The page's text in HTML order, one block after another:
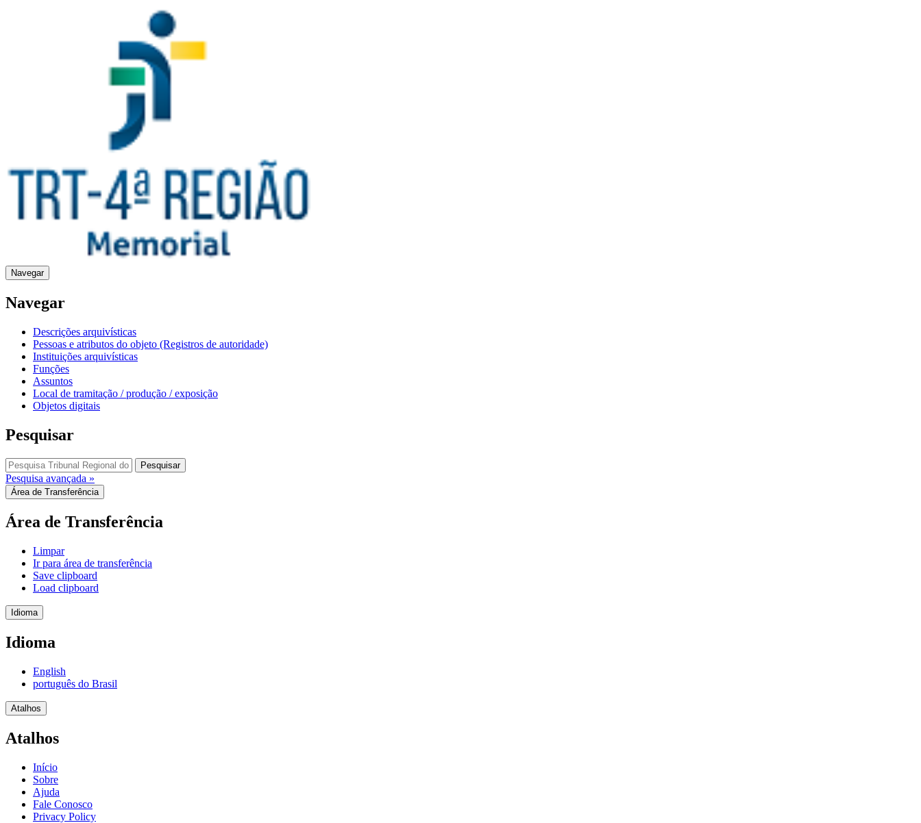
Navegar
Navegar
Descrições arquivísticas
Pessoas e atributos do objeto (Registros de autoridade)
Instituições arquivísticas
Funções
Assuntos
Local de tramitação / produção / exposição
Objetos digitais
Pesquisar
Pesquisar
Pesquisa avançada »
Área de Transferência
Área de Transferência
Limpar
Ir para área de transferência
Save clipboard
Load clipboard
Idioma
Idioma
English
português do Brasil
Atalhos
Atalhos
Início
Sobre
Ajuda
Fale Conosco
Privacy Policy